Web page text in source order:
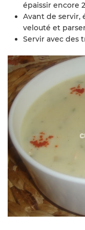
épaissir encore
Avant de servir,
velouté et
Servir avec des